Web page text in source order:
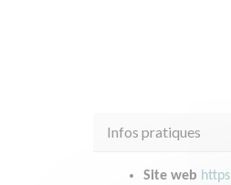
Infos pratiques
Site web